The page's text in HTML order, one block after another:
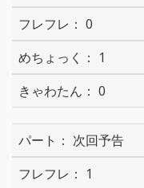
0
1
0
次回予告
1